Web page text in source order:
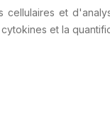
et
et la